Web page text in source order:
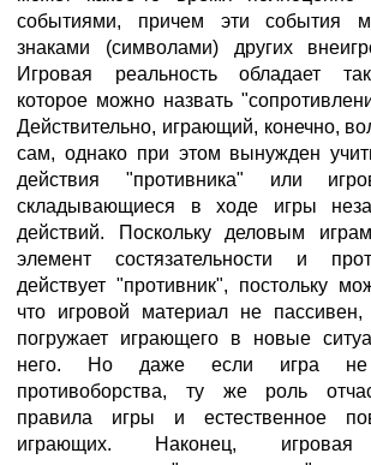
событиями, причем эти события
знаками (символами) других
Игровая реальность обладает
которое можно назвать
Действительно, играющий, конечно,
сам, однако при этом вынужден
действия "противника" или
складывающиеся в ходе игры
действий. Поскольку деловым
элемент состязательности и
действует "противник", постольку
что игровой материал не пассивен,
погружает играющего в новые
него. Но даже если игра не
противоборства, ту же роль
правила игры и естественное
играющих. Наконец, игровая